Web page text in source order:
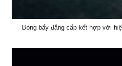
Bóng bẩy đẳng cấp kết hợp với